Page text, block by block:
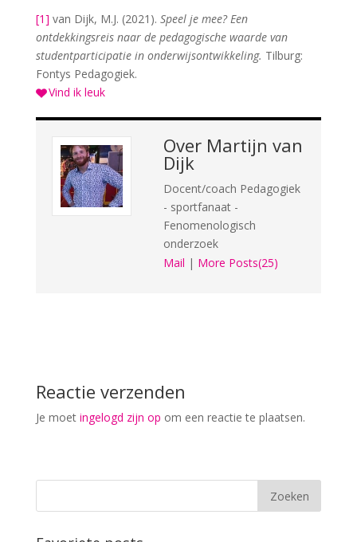
[1] van Dijk, M.J. (2021). Speel je mee? Een
ontdekkingsreis naar de pedagogische waarde van
studentparticipatie in onderwijsontwikkeling. Tilburg:
Fontys Pedagogiek.
Vind ik leuk
Over Martijn van
Dijk
Docent/coach Pedagogiek
- sportfanaat -
Fenomenologisch
onderzoek
Mail | More Posts(25)
Reactie verzenden
Je moet ingelogd zijn op om een reactie te plaatsen.